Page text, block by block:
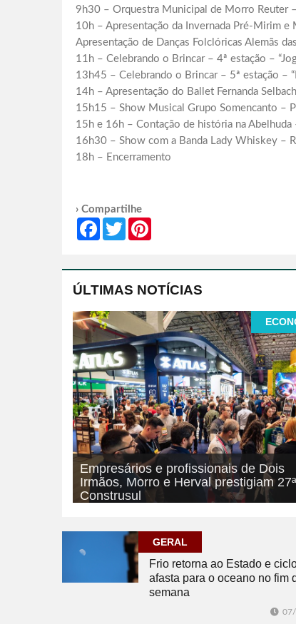
9h30 – Orquestra Municipal de Morro Reuter
10h – Apresentação da Invernada Pré-Mirim e
Apresentação de Danças Folclóricas Alemãs
11h – Celebrando o Brincar – 4ª estação –
13h45 – Celebrando o Brincar – 5ª estação –
14h – Apresentação do Ballet Fernanda
15h15 – Show Musical Grupo Somencanto
15h e 16h – Contação de história na
16h30 – Show com a Banda Lady Whiskey –
18h – Encerramento
› Compartilhe
FacebookTwitter
ÚLTIMAS NOTÍCIAS
Empresários e profissionais de Dois
Irmãos, Morro e Herval prestigiam 27ª
Construsul
GERAL
Frio retorna ao Estado e
afasta para o oceano no fim
semana